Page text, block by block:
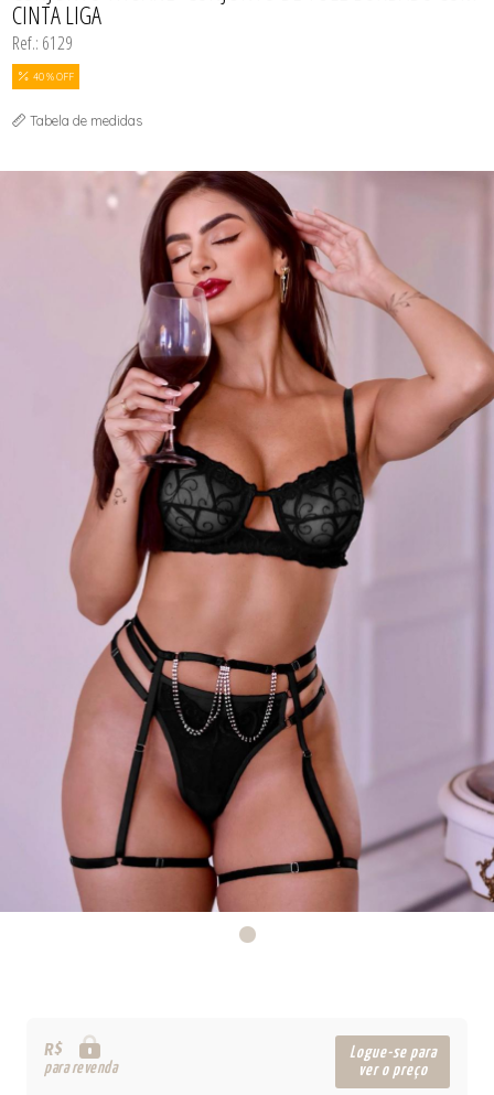
CINTA LIGA
Ref.: 6129
40 % OFF
Tabela de medidas
R$
para revenda
Logue-se para
ver o preço